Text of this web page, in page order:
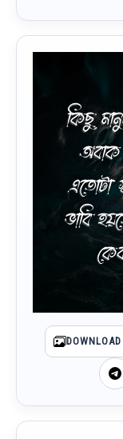
কিছু
অবাক
এতোটা
ভাবি
DOWNLOAD